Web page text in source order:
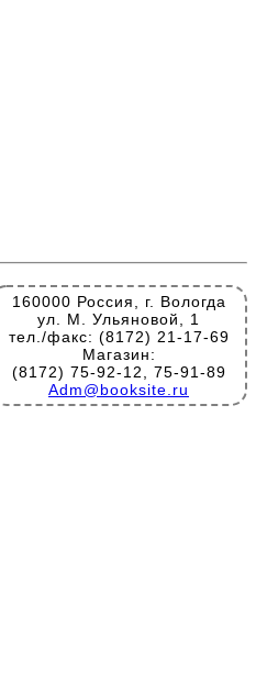
160000 Россия, г. Вологда
ул. М. Ульяновой, 1
тел./факс: (8172) 21-17-69
Магазин:
(8172) 75-92-12, 75-91-89
Adm@booksite.ru